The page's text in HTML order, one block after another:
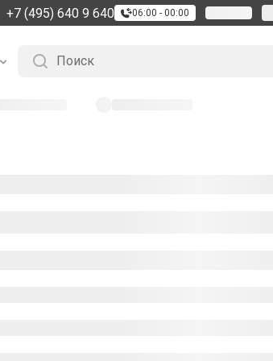
+7 (495) 640 9 640 06:00 - 00:00